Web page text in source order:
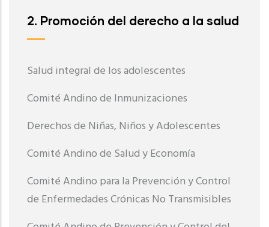
2. Promoción del derecho a la salud
Salud integral de los adolescentes
Comité Andino de Inmunizaciones
Derechos de Niñas, Niños y Adolescentes
Comité Andino de Salud y Economía
Comité Andino para la Prevención y Control
de Enfermedades Crónicas No Transmisibles